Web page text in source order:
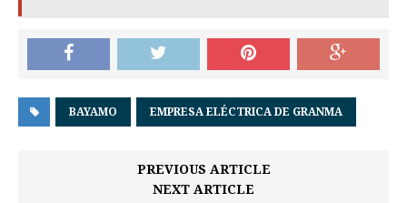
BAYAMO EMPRESA ELÉCTRICA DE GRANMA
PREVIOUS ARTICLE
NEXT ARTICLE